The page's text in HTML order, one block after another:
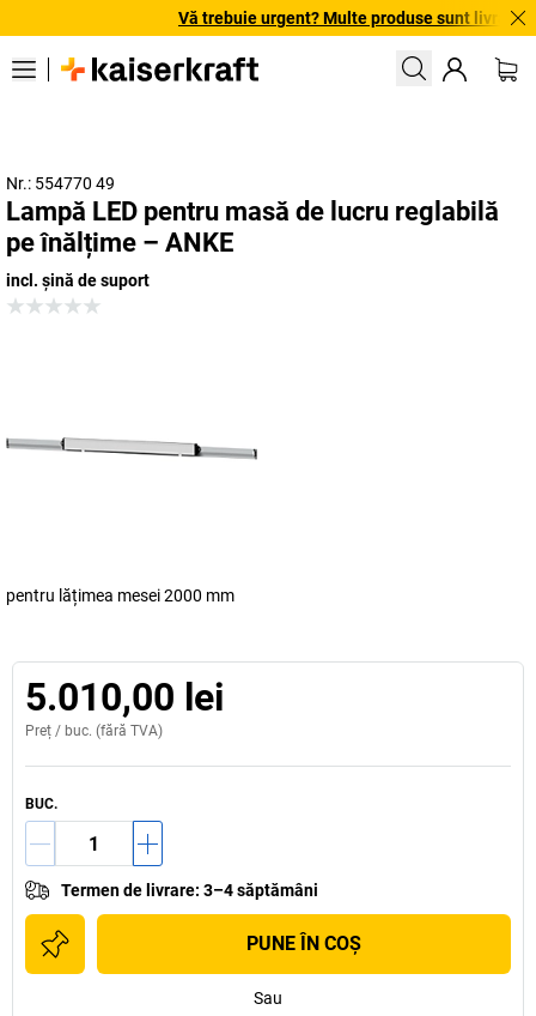
Vă trebuie urgent? Multe produse sunt livrate
Nr.: 554770 49
Lampă LED pentru masă de lucru reglabilă
pe înălțime – ANKE
incl. șină de suport
pentru lățimea mesei 2000 mm
5.010,00 lei
Preț / buc. (fără TVA)
BUC.
Termen de livrare: 3–4 săptămâni
PUNE ÎN COŞ
Sau